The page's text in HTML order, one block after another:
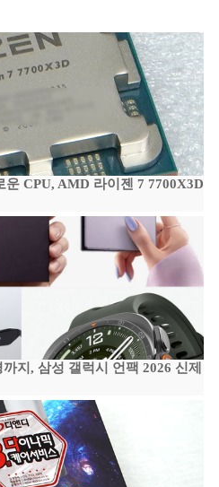
운 CPU, AMD 라이젠 7 7700X3D
지, 삼성 갤럭시 언팩 2026 신제